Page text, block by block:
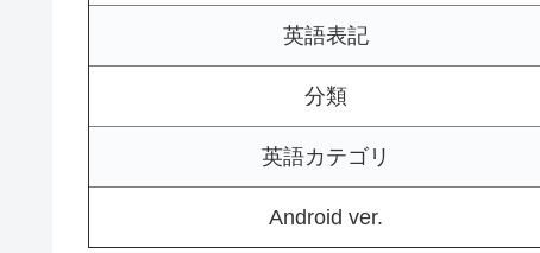
英語表記
分類
英語カテゴリ
Android ver.